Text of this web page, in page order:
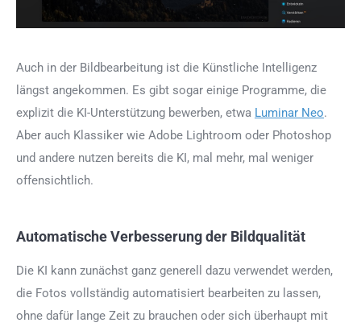
Auch in der Bildbearbeitung ist die Künstliche Intelligenz
längst angekommen. Es gibt sogar einige Programme, die
explizit die KI-Unterstützung bewerben, etwa Luminar Neo.
Aber auch Klassiker wie Adobe Lightroom oder Photoshop
und andere nutzen bereits die KI, mal mehr, mal weniger
offensichtlich.
Automatische Verbesserung der Bildqualität
Die KI kann zunächst ganz generell dazu verwendet werden,
die Fotos vollständig automatisiert bearbeiten zu lassen,
ohne dafür lange Zeit zu brauchen oder sich überhaupt mit